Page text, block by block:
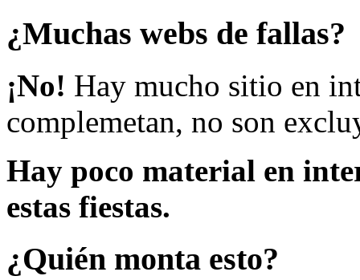
¿Muchas webs de fallas?
¡No! Hay mucho sitio en
complemetan, no son
Hay poco material en
estas fiestas.
¿Quién monta esto?